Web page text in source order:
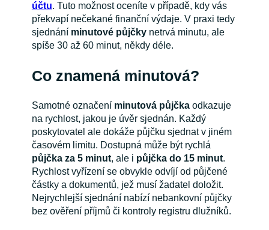
účtu. Tuto možnost oceníte v případě, kdy vás
překvapí nečekané finanční výdaje. V praxi tedy
sjednání minutové půjčkynetrvá minutu, ale
spíše 30 až 60 minut, někdy déle.
Co znamená minutová?
Samotné označení minutová půjčkaodkazuje
na rychlost, jakou je úvěr sjednán. Každý
poskytovatel ale dokáže půjčku sjednat v jiném
časovém limitu. Dostupná může být rychlá
půjčka za 5 minut, ale i půjčka do 15 minut.
Rychlost vyřízení se obvykle odvíjí od půjčené
částky a dokumentů, jež musí žadatel doložit.
Nejrychlejší sjednání nabízí nebankovní půjčky
bez ověření příjmů či kontroly registru dlužníků.